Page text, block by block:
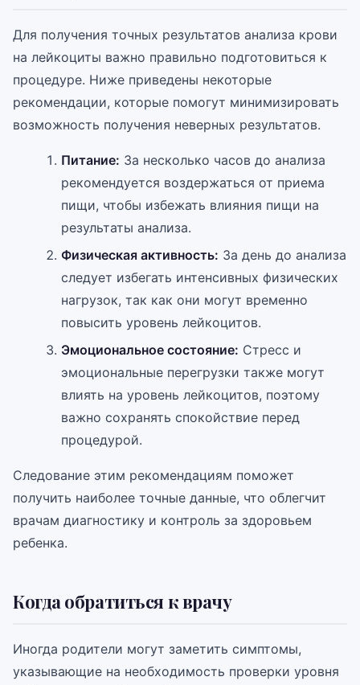
Для получения точных результатов анализа крови
на лейкоциты важно правильно подготовиться к
процедуре. Ниже приведены некоторые
рекомендации, которые помогут минимизировать
возможность получения неверных результатов.
Питание: За несколько часов до анализа
рекомендуется воздержаться от приема
пищи, чтобы избежать влияния пищи на
результаты анализа.
Физическая активность: За день до анализа
следует избегать интенсивных физических
нагрузок, так как они могут временно
повысить уровень лейкоцитов.
Эмоциональное состояние: Стресс и
эмоциональные перегрузки также могут
влиять на уровень лейкоцитов, поэтому
важно сохранять спокойствие перед
процедурой.
Следование этим рекомендациям поможет
получить наиболее точные данные, что облегчит
врачам диагностику и контроль за здоровьем
ребенка.
Когда обратиться к врачу
Иногда родители могут заметить симптомы,
указывающие на необходимость проверки уровня